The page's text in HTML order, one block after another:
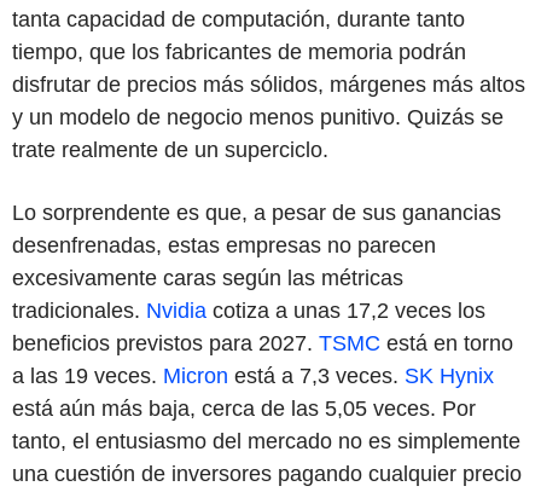
tanta capacidad de computación, durante tanto
tiempo, que los fabricantes de memoria podrán
disfrutar de precios más sólidos, márgenes más altos
y un modelo de negocio menos punitivo. Quizás se
trate realmente de un superciclo.
Lo sorprendente es que, a pesar de sus ganancias
desenfrenadas, estas empresas no parecen
excesivamente caras según las métricas
tradicionales. Nvidia cotiza a unas 17,2 veces los
beneficios previstos para 2027. TSMC está en torno
a las 19 veces. Micron está a 7,3 veces. SK Hynix
está aún más baja, cerca de las 5,05 veces. Por
tanto, el entusiasmo del mercado no es simplemente
una cuestión de inversores pagando cualquier precio